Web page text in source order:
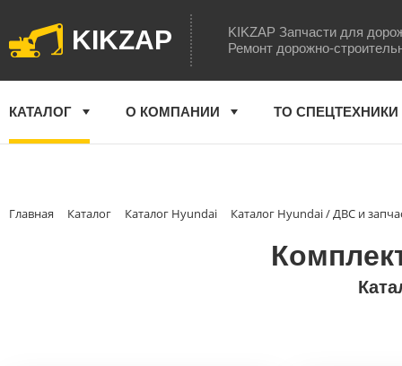
KIKZAP
KIKZAP Запчасти для
Ремонт дорожно-
КАТАЛОГ О КОМПАНИИ ТО СПЕЦТЕХНИКИ
Главная Каталог Каталог Hyundai Каталог Hyundai / ДВС и